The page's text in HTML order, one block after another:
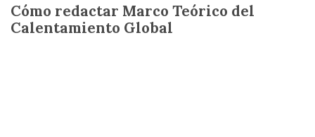
Cómo redactar Marco Teórico del
Calentamiento Global